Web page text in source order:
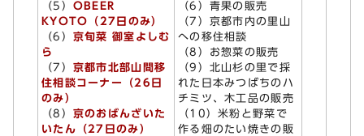
（5） OBEER
KYOTO（27日のみ）
（6） 京旬菜 御室よしむ
ら
（7） 京都市北部山間移
住相談コーナー（26日
のみ）
（8） 京のおばんざいた
いたん（27日のみ）
（6）青果の販売
（7）京都市内の里山
への移住相談
（8）お惣菜の販売
（9）北山杉の里で採
れた日本みつばちのハ
チミツ、木工品の販売
（10）米粉と野菜で
作る畑のたい焼きの販